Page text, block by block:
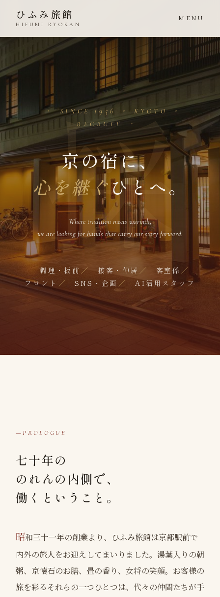
ひふみ旅館
HIFUMI RYOKAN
MENU
SINCE 1956 ・ KYOTO ・
RECRUIT
京の宿に、
心を継ぐひとへ。
Where tradition meets warmth,
we are looking for hands that carry our story forward.
調理・板前 接客・仲居
客室係
フロント
SNS・企画 AI活用スタッフ
PROLOGUE
七十年の
のれんの内側で、
働くということ。
昭和三十一年の創業より、ひふみ旅館は京都駅前で
内外の旅人をお迎えしてまいりました。湯葉入りの朝
粥、京懐石のお膳、畳の香り、女将の笑顔。お客様の
旅を彩るそれらの一つひとつは、代々の仲間たちが手